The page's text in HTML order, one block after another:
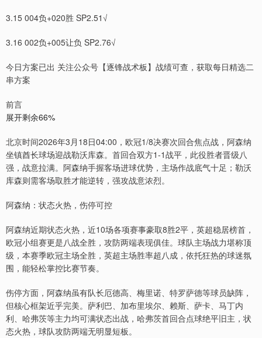
3.15 004负+020胜 SP2.51√
3.16 002负+005让负 SP2.76√
今日方案已出 关注公众号【逐锋战术板】战绩可查，获取每日精选二
串方案
前言
展开剩余66%
北京时间2026年3月18日04:00，欧冠1/8决赛次回合焦点战，阿森纳
坐镇酋长球场迎战勒沃库森。首回合双方1-1战平，此役胜者晋级八
强，战意拉满。阿森纳手握客场进球优势，主场作战底气十足；勒沃
库森则需客场取胜才能逆转，强攻战意浓烈。
阿森纳：状态火热，伤停可控
阿森纳近期状态火热，近10场各项赛事豪取8胜2平，英超稳居榜首，
欧冠小组赛更是八战全胜，攻防两端表现俱佳。球队主场战力堪称顶
级，本赛季欧冠主场全胜，英超主场胜率超八成，依托狂热的球迷氛
围，能轻松掌控比赛节奏。
伤停方面，阿森纳虽有队长厄德高、梅里诺、特罗萨德等球员缺阵，
但核心框架近乎完美。萨利巴、加布里埃尔、赖斯、萨卡、马丁内
利、哈弗茨等主力均可满状态出战，哈弗茨首回合点球绝平旧主，状
态火热，球队攻防两端无明显短板。